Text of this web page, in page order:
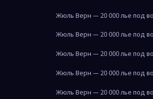
Жюль Верн — 20 000 лье под
Жюль Верн — 20 000 лье под
Жюль Верн — 20 000 лье под
Жюль Верн — 20 000 лье под
Жюль Верн — 20 000 лье под